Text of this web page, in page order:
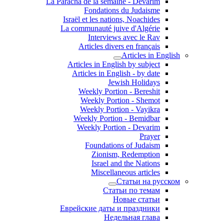
Fondations du Judaisme
Israël et les nations, Noachides
La communauté juive d'Algérie
Interviews avec le Rav
Articles divers en français
Articles in English
Articles in English by subject
Articles in English - by date
Jewish Holidays
Weekly Portion - Bereshit
Weekly Portion - Shemot
Weekly Portion - Vayikra
Weekly Portion - Bemidbar
Weekly Portion - Devarim
Prayer
Foundations of Judaism
Zionism, Redemption
Israel and the Nations
Miscellaneous articles
Статьи на русском
Статьи по темам
Новые статьи
Еврейские даты и праздники
Недельная глава